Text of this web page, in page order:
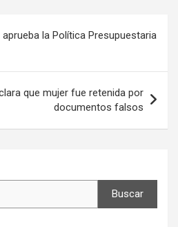
la Política Presupuestaria
que mujer fue retenida por
documentos falsos
Buscar